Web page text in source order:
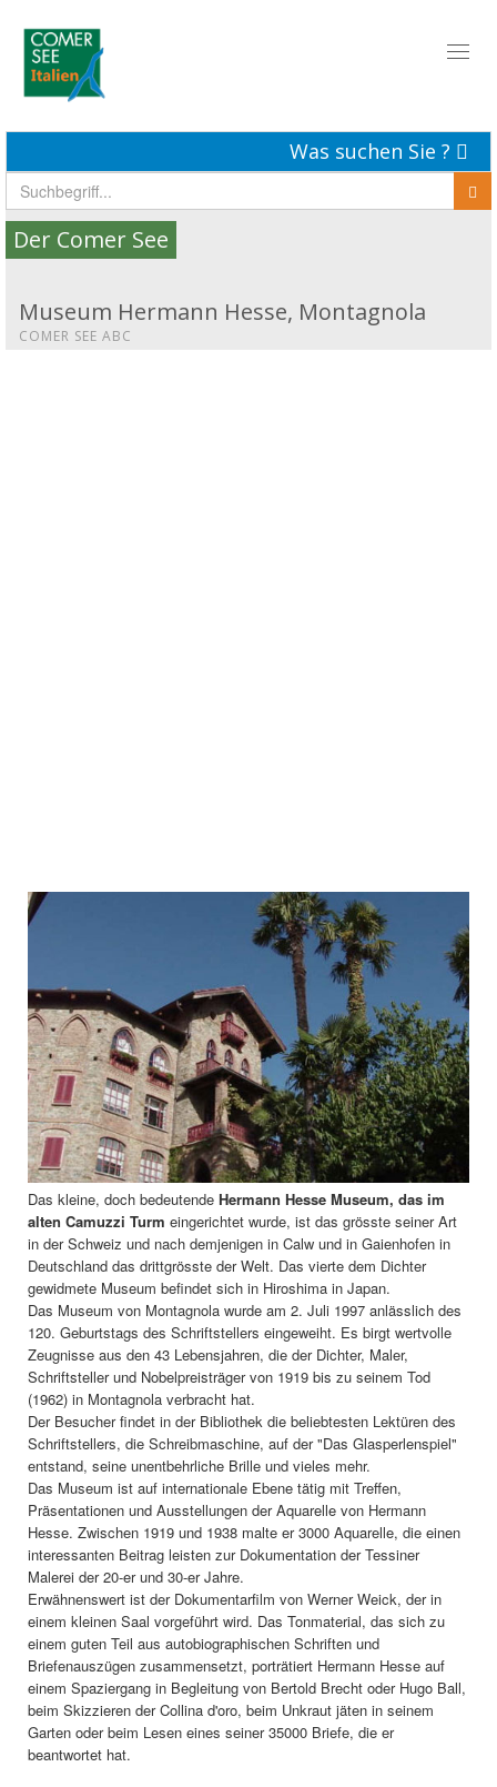
Was suchen Sie ?
Der Comer See
Museum Hermann Hesse, Montagnola
COMER SEE ABC
Das kleine, doch bedeutende Hermann Hesse Museum, das im
alten Camuzzi Turm eingerichtet wurde, ist das grösste seiner Art
in der Schweiz und nach demjenigen in Calw und in Gaienhofen in
Deutschland das drittgrösste der Welt. Das vierte dem Dichter
gewidmete Museum befindet sich in Hiroshima in Japan.
Das Museum von Montagnola wurde am 2. Juli 1997 anlässlich des
120. Geburtstags des Schriftstellers eingeweiht. Es birgt wertvolle
Zeugnisse aus den 43 Lebensjahren, die der Dichter, Maler,
Schriftsteller und Nobelpreisträger von 1919 bis zu seinem Tod
(1962) in Montagnola verbracht hat.
Der Besucher findet in der Bibliothek die beliebtesten Lektüren des
Schriftstellers, die Schreibmaschine, auf der "Das Glasperlenspiel"
entstand, seine unentbehrliche Brille und vieles mehr.
Das Museum ist auf internationale Ebene tätig mit Treffen,
Präsentationen und Ausstellungen der Aquarelle von Hermann
Hesse. Zwischen 1919 und 1938 malte er 3000 Aquarelle, die einen
interessanten Beitrag leisten zur Dokumentation der Tessiner
Malerei der 20-er und 30-er Jahre.
Erwähnenswert ist der Dokumentarfilm von Werner Weick, der in
einem kleinen Saal vorgeführt wird. Das Tonmaterial, das sich zu
einem guten Teil aus autobiographischen Schriften und
Briefenauszügen zusammensetzt, porträtiert Hermann Hesse auf
einem Spaziergang in Begleitung von Bertold Brecht oder Hugo Ball,
beim Skizzieren der Collina d'oro, beim Unkraut jäten in seinem
Garten oder beim Lesen eines seiner 35000 Briefe, die er
beantwortet hat.